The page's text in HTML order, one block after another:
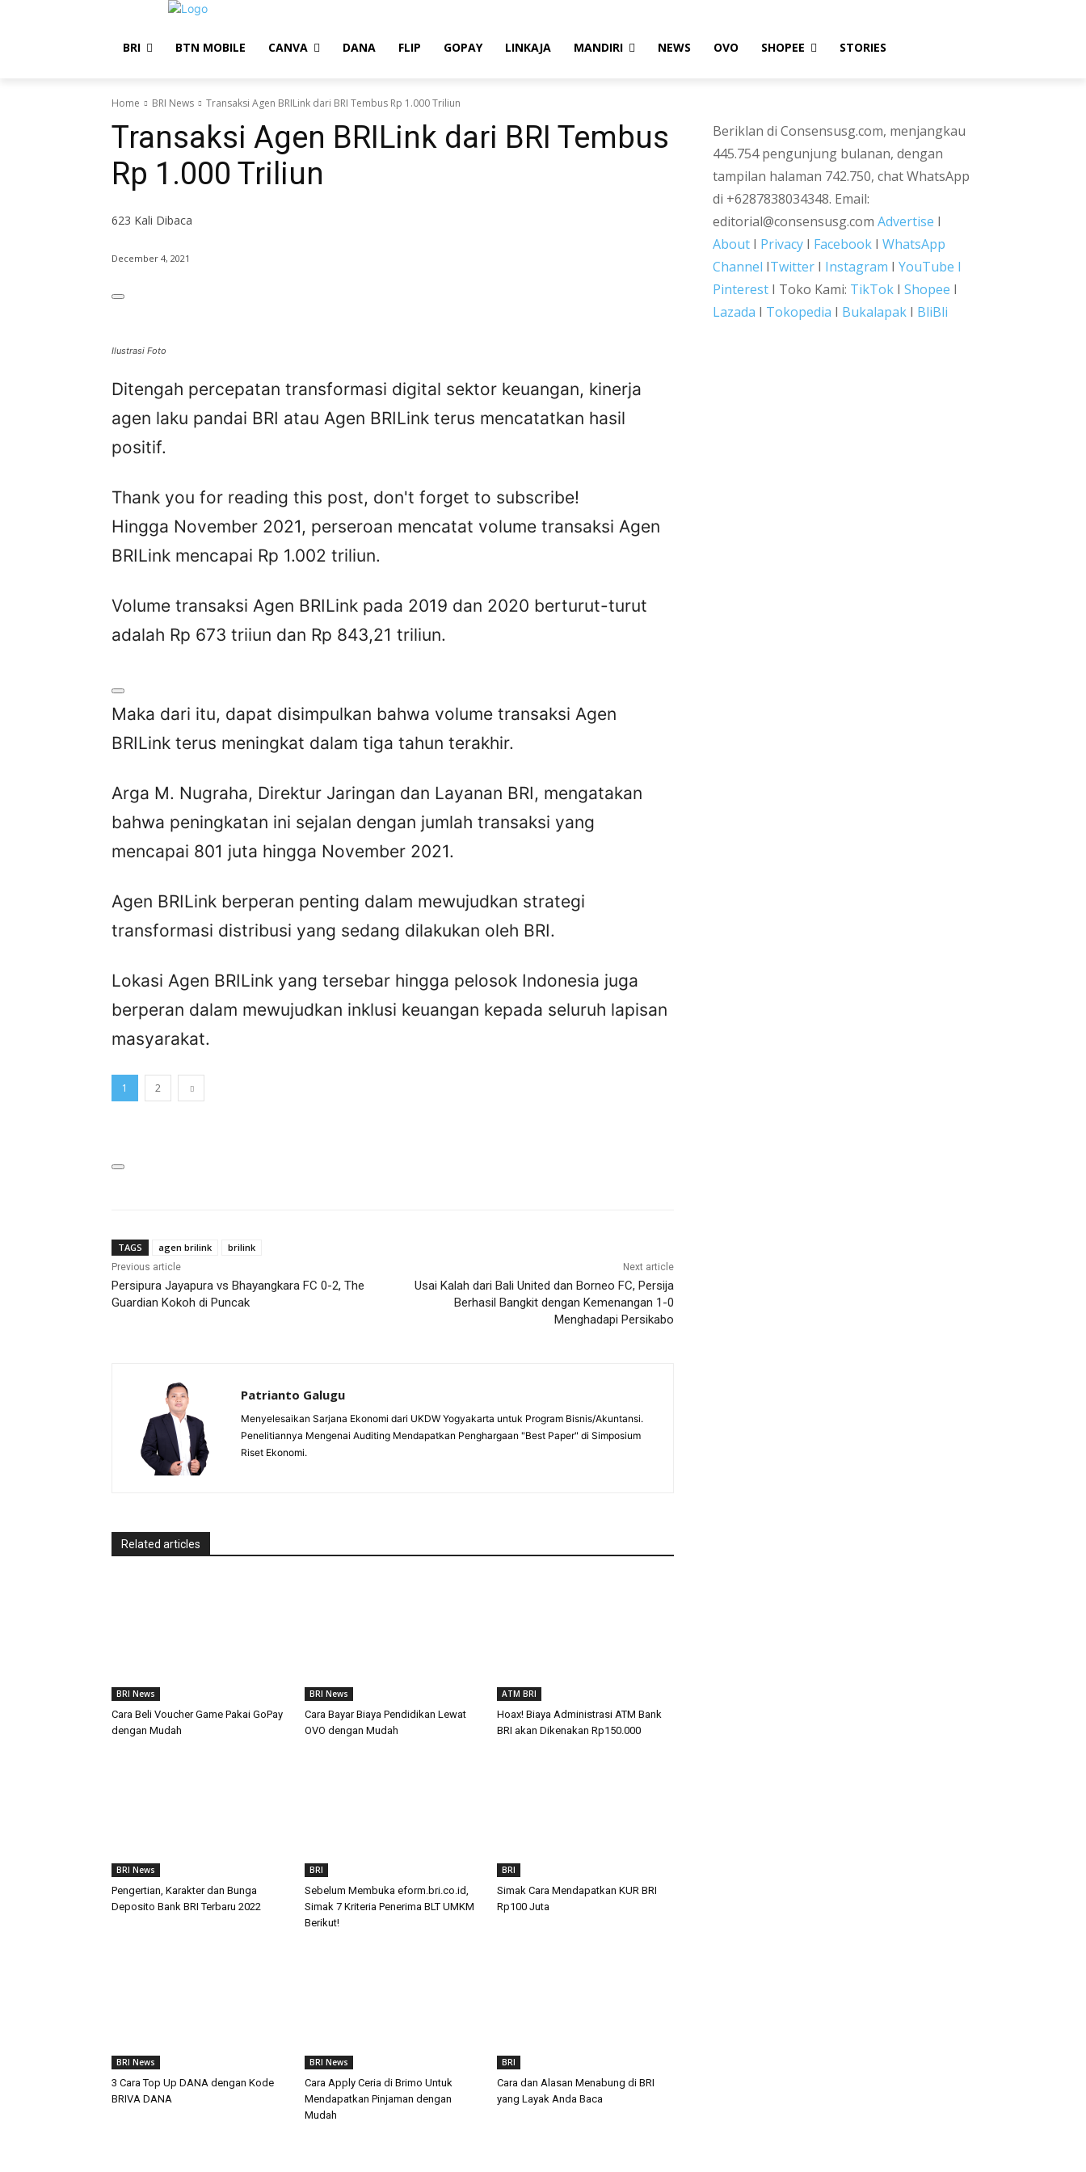
BRI BTN MOBILE CANVA DANA FLIP GOPAY LINKAJA MANDIRI NEWS OVO SHOPEE STORIES
Home BRI News Transaksi Agen BRILink dari BRI Tembus Rp 1.000 Triliun
Transaksi Agen BRILink dari BRI Tembus
Rp 1.000 Triliun
623 Kali Dibaca
December 4, 2021
Ilustrasi Foto
Ditengah percepatan transformasi digital sektor keuangan, kinerja
agen laku pandai BRI atau Agen BRILink terus mencatatkan hasil
positif.
Thank you for reading this post, don't forget to subscribe!
Hingga November 2021, perseroan mencatat volume transaksi Agen
BRILink mencapai Rp 1.002 triliun.
Volume transaksi Agen BRILink pada 2019 dan 2020 berturut-turut
adalah Rp 673 triiun dan Rp 843,21 triliun.
Maka dari itu, dapat disimpulkan bahwa volume transaksi Agen
BRILink terus meningkat dalam tiga tahun terakhir.
Arga M. Nugraha, Direktur Jaringan dan Layanan BRI, mengatakan
bahwa peningkatan ini sejalan dengan jumlah transaksi yang
mencapai 801 juta hingga November 2021.
Agen BRILink berperan penting dalam mewujudkan strategi
transformasi distribusi yang sedang dilakukan oleh BRI.
Lokasi Agen BRILink yang tersebar hingga pelosok Indonesia juga
berperan dalam mewujudkan inklusi keuangan kepada seluruh lapisan
masyarakat.
1 2
TAGS agen brilink brilink
Previous article
Persipura Jayapura vs Bhayangkara FC 0-2, The
Guardian Kokoh di Puncak
Next article
Usai Kalah dari Bali United dan Borneo FC, Persija
Berhasil Bangkit dengan Kemenangan 1-0
Menghadapi Persikabo
Patrianto Galugu
Menyelesaikan Sarjana Ekonomi dari UKDW Yogyakarta untuk Program Bisnis/Akuntansi.
Penelitiannya Mengenai Auditing Mendapatkan Penghargaan "Best Paper" di Simposium
Riset Ekonomi.
Related articles
BRI News
Cara Beli Voucher Game Pakai GoPay
dengan Mudah
BRI News
Cara Bayar Biaya Pendidikan Lewat
OVO dengan Mudah
ATM BRI
Hoax! Biaya Administrasi ATM Bank
BRI akan Dikenakan Rp150.000
BRI News
Pengertian, Karakter dan Bunga
Deposito Bank BRI Terbaru 2022
BRI
Sebelum Membuka eform.bri.co.id,
Simak 7 Kriteria Penerima BLT UMKM
Berikut!
BRI
Simak Cara Mendapatkan KUR BRI
Rp100 Juta
BRI News
3 Cara Top Up DANA dengan Kode
BRIVA DANA
BRI News
Cara Apply Ceria di Brimo Untuk
Mendapatkan Pinjaman dengan
Mudah
BRI
Cara dan Alasan Menabung di BRI
yang Layak Anda Baca
Beriklan di Consensusg.com, menjangkau
445.754 pengunjung bulanan, dengan
tampilan halaman 742.750, chat WhatsApp
di +6287838034348. Email:
editorial@consensusg.com Advertise I
About I Privacy I Facebook I WhatsApp
Channel ITwitter I Instagram I YouTube I
Pinterest I Toko Kami: TikTok I Shopee I
Lazada I Tokopedia I Bukalapak I BliBli